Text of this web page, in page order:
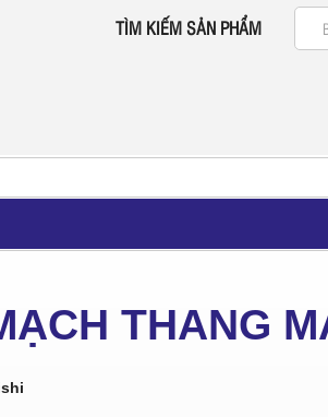
TÌM KIẾM SẢN PHẨM
THANG